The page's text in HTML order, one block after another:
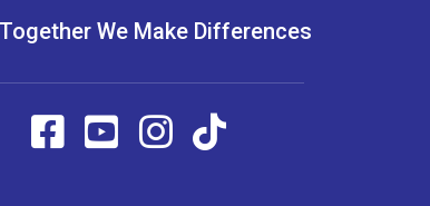
We Make Differences